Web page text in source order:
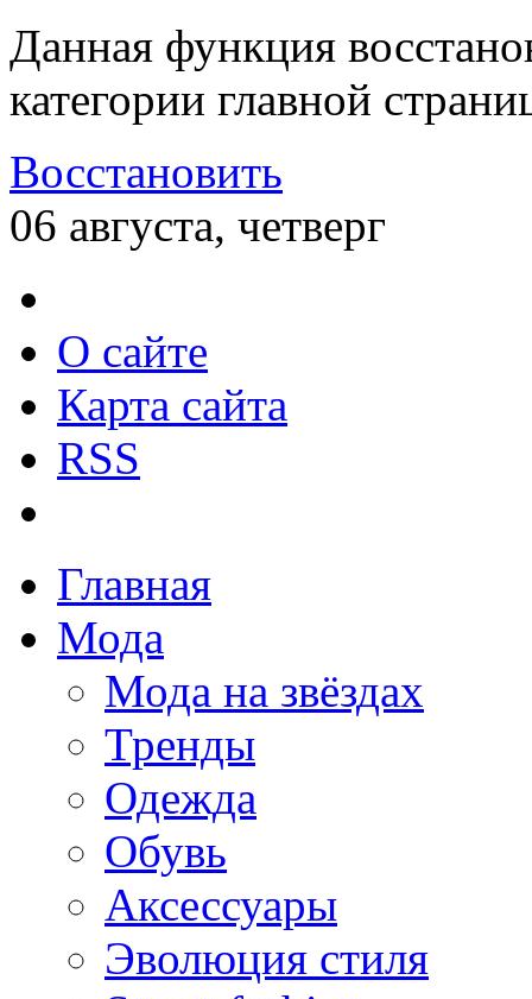
Данная функция
категории главной
Восстановить
06 августа, четверг
О сайте
Карта сайта
RSS
Главная
Мода
Мода на звёздах
Тренды
Одежда
Обувь
Аксессуары
Эволюция стиля